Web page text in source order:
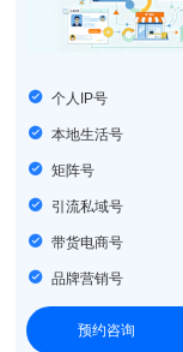
个人IP号
本地生活号
矩阵号
引流私域号
带货电商号
品牌营销号
预约咨询